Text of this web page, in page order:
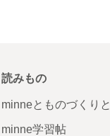
読みもの
minneとものづくりと
minne学習帖